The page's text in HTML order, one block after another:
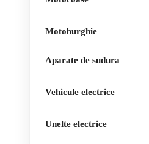
Motoburghie
Aparate de sudura
Vehicule electrice
Unelte electrice